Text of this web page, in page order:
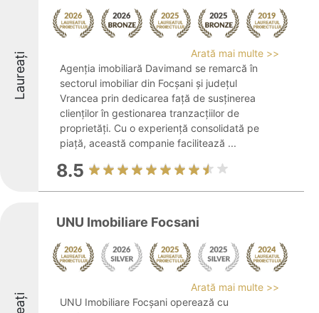
Laureați
Arată mai multe >>
Agenția imobiliară Davimand se remarcă în
sectorul imobiliar din Focșani și județul
Vrancea prin dedicarea față de susținerea
clienților în gestionarea tranzacțiilor de
proprietăți. Cu o experiență consolidată pe
piață, această companie facilitează ...
8.5
UNU Imobiliare Focsani
Arată mai multe >>
UNU Imobiliare Focșani operează cu